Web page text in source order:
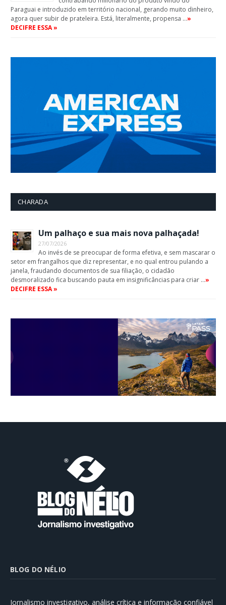
Paraguai e introduzido em território nacional, gerando muito dinheiro,
agora quer subir de prateleira. Está, literalmente, propensa …»
DECIFRE ESSA »
CHARADA
Um palhaço e sua mais nova palhaçada!
27/07/2026
Ao invés de se preocupar de forma efetiva, e sem mascarar o
setor em frangalhos que diz representar, e no qual entrou pulando a
janela, fraudando documentos de sua filiação, o cidadão
desmoralizado fica buscando pauta em insignificâncias para criar …»
DECIFRE ESSA »
BLOG DO NÉLIO
Jornalismo investigativo, análise crítica e informação confiável